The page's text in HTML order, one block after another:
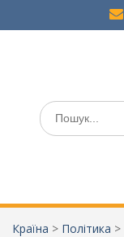
Шукати:
Країна > Політика >